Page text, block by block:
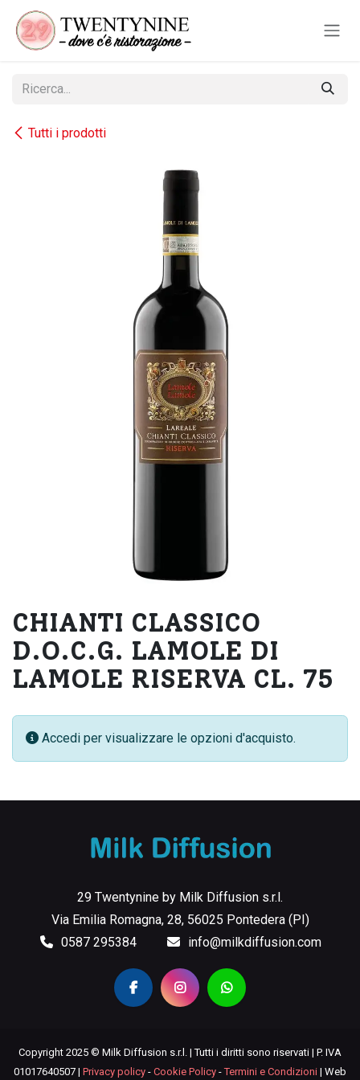
Passa al contenuto
Tutti i prodotti
CHIANTI CLASSICO
D.O.C.G. LAMOLE DI
LAMOLE RISERVA CL. 75
Accedi per visualizzare le opzioni d'acquisto.
29 Twentynine by Milk Diffusion s.r.l.
Via Emilia Romagna, 28, 56025 Pontedera (PI)
0587 295384
info@milkdiffusion.com
Copyright 2025 © Milk Diffusion s.r.l. | Tutti i diritti sono riservati | P. IVA
01017640507 | Privacy policy - Cookie Policy -Termini e Condizioni | Web